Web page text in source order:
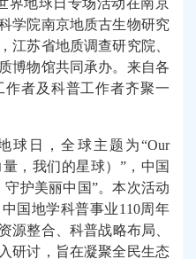
界地球日专场活动在南京
学院南京地质古生物研究
江苏省地质调查研究院、
博物馆共同承办。来自各
者及科普工作者齐聚一
球日，全球主题为“Our
量，我们的星球）”，中国
护美丽中国”。本次活动
国地学科普事业110周年
源整合 、科普战略布局、
研讨 ，旨在凝聚全民生态